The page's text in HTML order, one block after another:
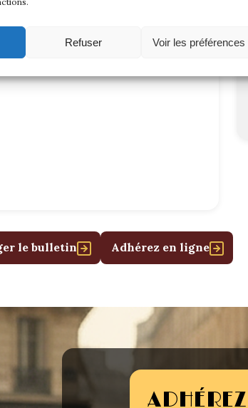
Refuser Voir les préférences
le bulletin Adhérez en ligne